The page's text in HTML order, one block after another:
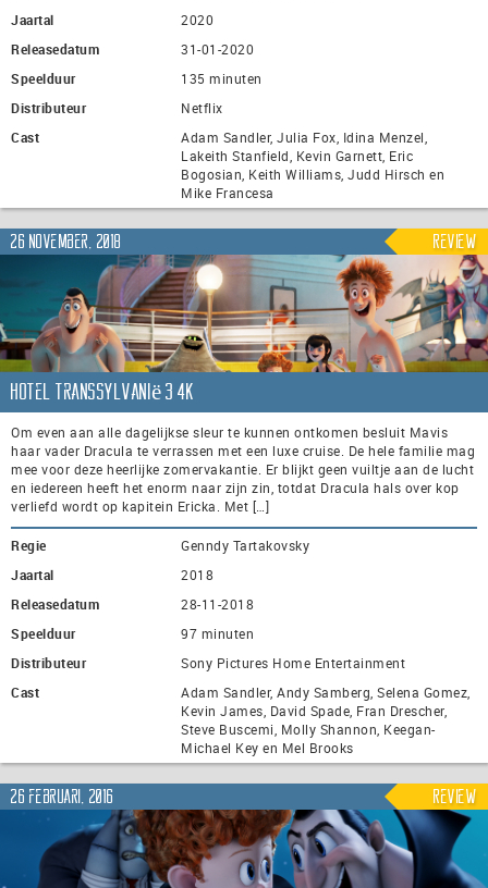
Jaartal
2020
Releasedatum
31-01-2020
Speelduur
135 minuten
Distributeur
Netflix
Cast
Adam Sandler, Julia Fox, Idina Menzel,
Lakeith Stanfield, Kevin Garnett, Eric
Bogosian, Keith Williams, Judd Hirsch en
Mike Francesa
26 november, 2018 Review
Hotel Transsylvanië 3 4K
Om even aan alle dagelijkse sleur te kunnen ontkomen besluit Mavis
haar vader Dracula te verrassen met een luxe cruise. De hele familie mag
mee voor deze heerlijke zomervakantie. Er blijkt geen vuiltje aan de lucht
en iedereen heeft het enorm naar zijn zin, totdat Dracula hals over kop
verliefd wordt op kapitein Ericka. Met […]
Regie
Genndy Tartakovsky
Jaartal
2018
Releasedatum
28-11-2018
Speelduur
97 minuten
Distributeur
Sony Pictures Home Entertainment
Cast
Adam Sandler, Andy Samberg, Selena Gomez,
Kevin James, David Spade, Fran Drescher,
Steve Buscemi, Molly Shannon, Keegan-
Michael Key en Mel Brooks
26 februari, 2016 Review